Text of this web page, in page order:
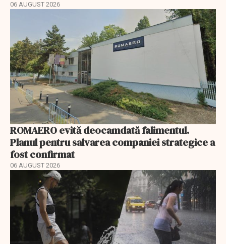
06 AUGUST 2026
ROMAERO evită deocamdată falimentul.
Planul pentru salvarea companiei strategice a
fost confirmat
06 AUGUST 2026